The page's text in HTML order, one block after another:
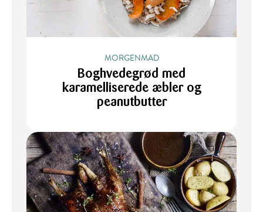
MORGENMAD
Boghvedegrød med
karamelliserede æbler og
peanutbutter